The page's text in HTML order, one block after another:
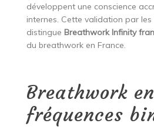
développent une conscience
internes. Cette validation par les
distingue Breathwork Infinity
du breathwork en France.
Breathwork
fréquences